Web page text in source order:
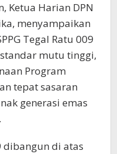
Ketua Harian DPN
menyampaikan
Tegal Ratu 009
mutu tinggi,
Program
tepat sasaran
generasi emas
dibangun di atas